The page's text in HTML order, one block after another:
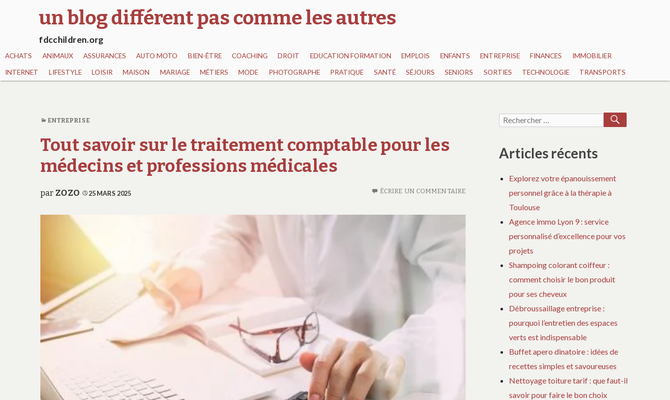
un blog différent pas comme les autres
fdcchildren.org
ACHATS ANIMAUX ASSURANCES AUTO MOTO BIEN-ÊTRE COACHING DROIT EDUCATION FORMATION EMPLOIS ENFANTS ENTREPRISE FINANCES IMMOBILIER
INTERNET LIFESTYLE LOISIR MAISON MARIAGE MÉTIERS MODE PHOTOGRAPHE PRATIQUE SANTÉ SÉJOURS SENIORS SORTIES TECHNOLOGIE TRANSPORTS
ENTREPRISE
Tout savoir sur le traitement comptable pour les
médecins et professions médicales
par ZOZO 25 MARS 2025 ÉCRIRE UN COMMENTAIRE
Recherche
Articles récents
Explorez votre épanouissement
personnel grâce à la thérapie à
Toulouse
Agence immo Lyon 9 : service
personnalisé d’excellence pour vos
projets
Shampoing colorant coiffeur :
comment choisir le bon produit
pour ses cheveux
Débroussaillage entreprise :
pourquoi l’entretien des espaces
verts est indispensable
Buffet apero dinatoire : idées de
recettes simples et savoureuses
Nettoyage toiture tarif : que faut-il
savoir pour faire le bon choix